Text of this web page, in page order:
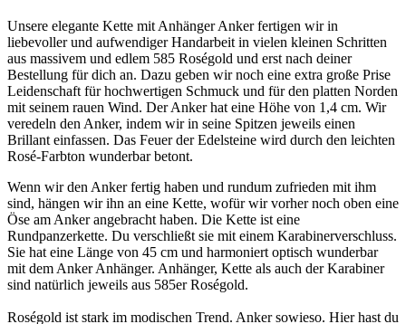
Unsere elegante Kette mit Anhänger Anker fertigen wir in
liebevoller und aufwendiger Handarbeit in vielen kleinen Schritten
aus massivem und edlem 585 Roségold und erst nach deiner
Bestellung für dich an. Dazu geben wir noch eine extra große Prise
Leidenschaft für hochwertigen Schmuck und für den platten Norden
mit seinem rauen Wind. Der Anker hat eine Höhe von 1,4 cm. Wir
veredeln den Anker, indem wir in seine Spitzen jeweils einen
Brillant einfassen. Das Feuer der Edelsteine wird durch den leichten
Rosé-Farbton wunderbar betont.
Wenn wir den Anker fertig haben und rundum zufrieden mit ihm
sind, hängen wir ihn an eine Kette, wofür wir vorher noch oben eine
Öse am Anker angebracht haben. Die Kette ist eine
Rundpanzerkette. Du verschließt sie mit einem Karabinerverschluss.
Sie hat eine Länge von 45 cm und harmoniert optisch wunderbar
mit dem Anker Anhänger. Anhänger, Kette als auch der Karabiner
sind natürlich jeweils aus 585er Roségold.
Roségold ist stark im modischen Trend. Anker sowieso. Hier hast du